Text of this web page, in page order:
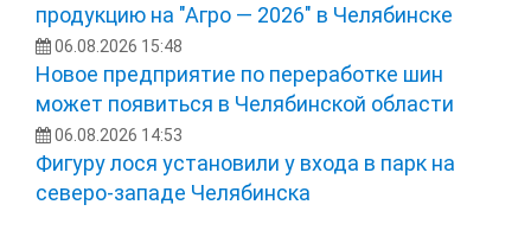
продукцию на "Агро — 2026" в Челябинске
06.08.2026 15:48
Новое предприятие по переработке шин
может появиться в Челябинской области
06.08.2026 14:53
Фигуру лося установили у входа в парк на
северо-западе Челябинска